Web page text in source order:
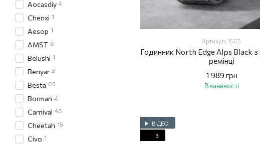
Артикул: 1565
Годинник North Edge Alps Black
ремінці
1 989 грн
В наявності
ВІДЕО
3
Aocasdiy 4
Chenxi 1
Aesop 1
AMST 6
Belushi 1
Benyar 3
Besta 65
Borman 2
Carnival 46
Cheetah 15
Civo 1